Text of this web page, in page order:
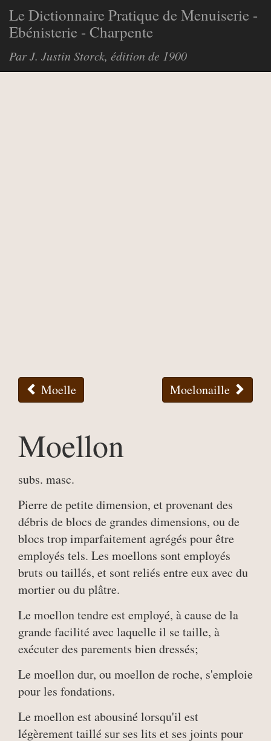
Le Dictionnaire Pratique de Menuiserie -
Ebénisterie - Charpente
Par J. Justin Storck, édition de 1900
Moelle Moelonaille
Moellon
subs. masc.
Pierre de petite dimension, et provenant des
débris de blocs de grandes dimensions, ou de
blocs trop imparfaitement agrégés pour être
employés tels. Les moellons sont employés
bruts ou taillés, et sont reliés entre eux avec du
mortier ou du plâtre.
Le moellon tendre est employé, à cause de la
grande facilité avec laquelle il se taille, à
exécuter des parements bien dressés;
Le moellon dur, ou moellon de roche, s'emploie
pour les fondations.
Le moellon est abousiné lorsqu'il est
légèrement taillé sur ses lits et ses joints pour